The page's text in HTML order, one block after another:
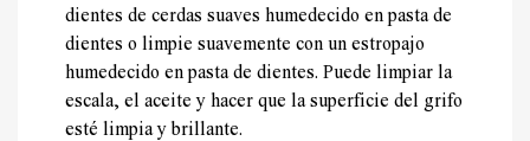
dientes de cerdas suaves humedecido en pasta de
dientes o limpie suavemente con un estropajo
humedecido en pasta de dientes. Puede limpiar la
escala, el aceite y hacer que la superficie del grifo
esté limpia y brillante.